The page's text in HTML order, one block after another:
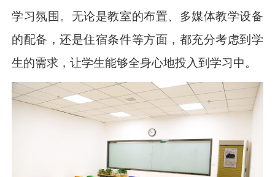
学习氛围。无论是教室的布置、多媒体教学设备
的配备，还是住宿条件等方面，都充分考虑到学
生的需求，让学生能够全身心地投入到学习中。